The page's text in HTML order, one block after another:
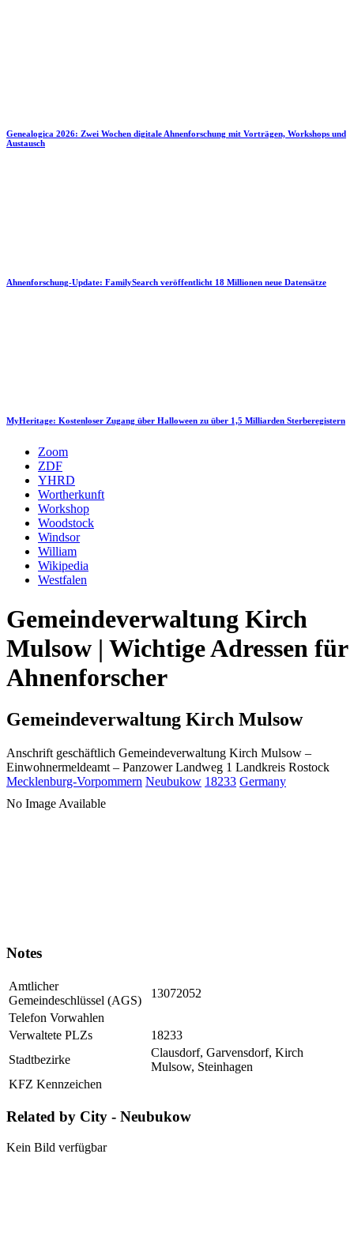
Genealogica 2026: Zwei Wochen digitale Ahnenforschung mit Vorträgen, Workshops und
Austausch
Ahnenforschung-Update: FamilySearch veröffentlicht 18 Millionen neue Datensätze
MyHeritage: Kostenloser Zugang über Halloween zu über 1,5 Milliarden Sterberegistern
Zoom
ZDF
YHRD
Wortherkunft
Workshop
Woodstock
Windsor
William
Wikipedia
Westfalen
Gemeindeverwaltung Kirch
Mulsow | Wichtige Adressen für
Ahnenforscher
Gemeindeverwaltung Kirch Mulsow
Anschrift geschäftlich Gemeindeverwaltung Kirch Mulsow –
Einwohnermeldeamt – Panzower Landweg 1 Landkreis Rostock
Mecklenburg-Vorpommern Neubukow 18233 Germany
No Image Available
Notes
Amtlicher
Gemeindeschlüssel (AGS)
13072052
Telefon Vorwahlen
Verwaltete PLZs
18233
Stadtbezirke
Clausdorf, Garvensdorf, Kirch
Mulsow, Steinhagen
KFZ Kennzeichen
Related by City - Neubukow
Kein Bild verfügbar